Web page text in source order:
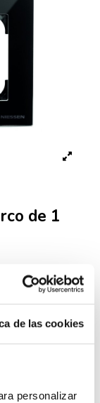
de las cookies
personalizar
de 1